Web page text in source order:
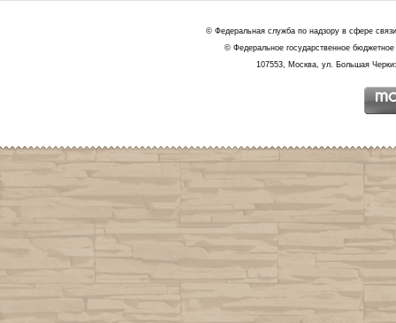
© Федеральная служба по надзору в сфере
© Федеральное государственное
107553, Москва, ул. Большая